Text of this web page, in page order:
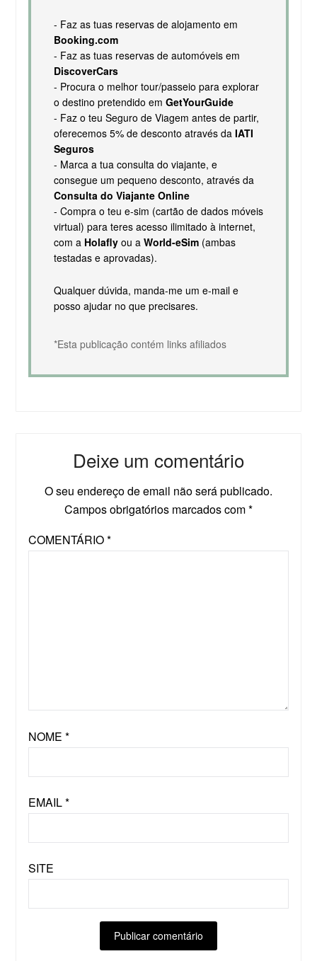
- Faz as tuas reservas de alojamento em
Booking.com
- Faz as tuas reservas de automóveis em
DiscoverCars
- Procura o melhor tour/passeio para explorar
o destino pretendido em GetYourGuide
- Faz o teu Seguro de Viagem antes de partir,
oferecemos 5% de desconto através da IATI
Seguros
- Marca a tua consulta do viajante, e
consegue um pequeno desconto, através da
Consulta do Viajante Online
- Compra o teu e-sim (cartão de dados móveis
virtual) para teres acesso ilimitado à internet,
com a Holaflyou a World-eSim(ambas
testadas e aprovadas).
Qualquer dúvida, manda-me um e-mail e
posso ajudar no que precisares.
*Esta publicação contém links afiliados
Deixe um comentário
O seu endereço de email não será publicado.
Campos obrigatórios marcados com*
COMENTÁRIO*
NOME *
EMAIL*
SITE